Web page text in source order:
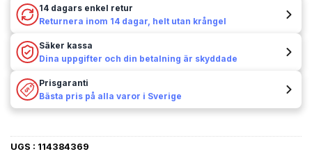
14 dagars enkel retur
Returnera inom 14 dagar, helt utan krångel
Säker kassa
Dina uppgifter och din betalning är skyddade
Prisgaranti
Bästa pris på alla varor i Sverige
UGS : 114384369